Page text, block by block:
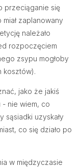
przeciąganie się
zaplanowany
należało
rozpoczęciem
zsypu mogłoby
kosztów).
jako że jakiś
- nie wiem, co
sąsiadki uzyskały
co się działo po
w międzyczasie